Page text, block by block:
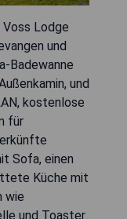
Voss Lodge
und
Badewanne
und
kostenlose
für
Sofa, einen
Küche mit
wie
und Toaster.